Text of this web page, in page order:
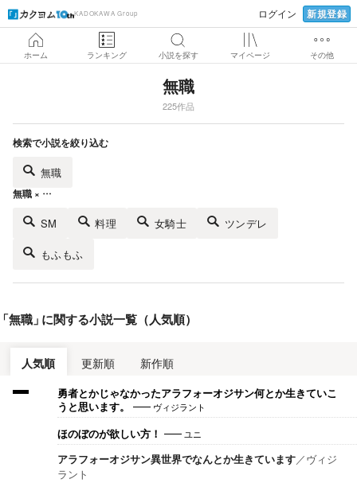
KADOKAWA Group ログイン 新規登録
ホーム ランキング 小説を探す マイページ その他
無職
225作品
検索で小説を絞り込む
無職
無職 × …
SM 料理 女騎士 ツンデレ
もふもふ
無職 」に関する小説一覧（人気順）
人気順 更新順 新作順
勇者とかじゃなかったアラフォーオジサン何とか生きていこ
うと思います。
ヴィジラント
ほのぼのが欲しい方！ ユニ
アラフォーオジサン異世界でなんとか生きています／ヴィジ
ラント